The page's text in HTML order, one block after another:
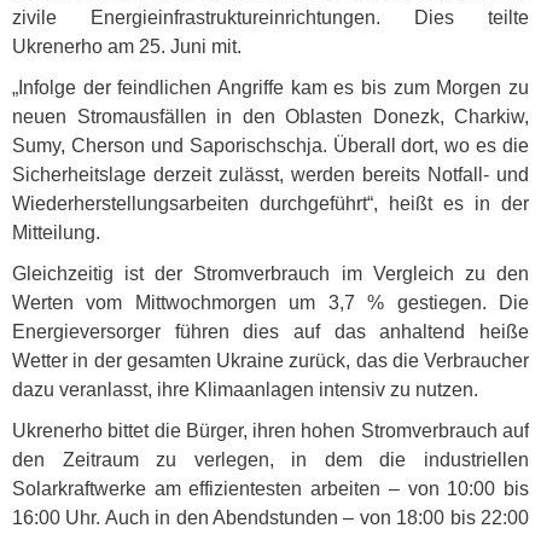
zivile Energieinfrastruktureinrichtungen. Dies teilte
Ukrenerho am 25. Juni mit.
„Infolge der feindlichen Angriffe kam es bis zum Morgen zu
neuen Stromausfällen in den Oblasten Donezk, Charkiw,
Sumy, Cherson und Saporischschja. Überall dort, wo es die
Sicherheitslage derzeit zulässt, werden bereits Notfall- und
Wiederherstellungsarbeiten durchgeführt“, heißt es in der
Mitteilung.
Gleichzeitig ist der Stromverbrauch im Vergleich zu den
Werten vom Mittwochmorgen um 3,7 % gestiegen. Die
Energieversorger führen dies auf das anhaltend heiße
Wetter in der gesamten Ukraine zurück, das die Verbraucher
dazu veranlasst, ihre Klimaanlagen intensiv zu nutzen.
Ukrenerho bittet die Bürger, ihren hohen Stromverbrauch auf
den Zeitraum zu verlegen, in dem die industriellen
Solarkraftwerke am effizientesten arbeiten – von 10:00 bis
16:00 Uhr. Auch in den Abendstunden – von 18:00 bis 22:00